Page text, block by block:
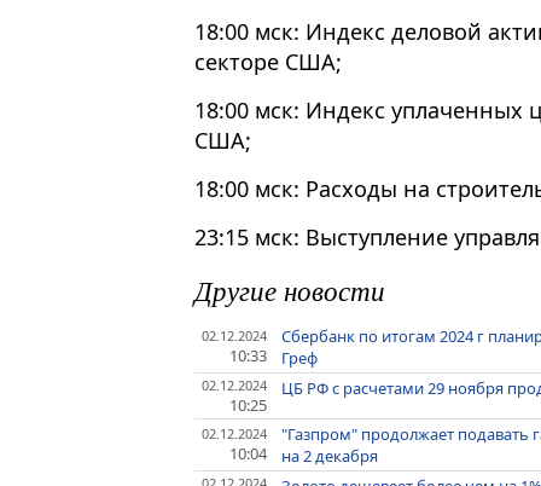
18:00 мск: Индекс деловой
секторе США;
18:00 мск: Индекс уплаченных
США;
18:00 мск: Расходы на
23:15 мск: Выступление
Другие новости
02.12.2024
10:33
Сбербанк по итогам 2024 г
Греф
02.12.2024
10:25
ЦБ РФ с расчетами 29 ноября
02.12.2024
10:04
"Газпром" продолжает подавать
на 2 декабря